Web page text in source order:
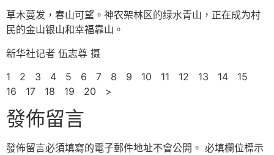
草木蔓发，春山可望。神农架林区的绿水青山，正在成为村
民的金山银山和幸福靠山。
新华社记者 伍志尊 摄
1 2 3 4 5 6 7 8 9 10 11 12 13 14 15
16 17 18 19 20 >
發佈留言
發佈留言必須填寫的電子郵件地址不會公開。 必填欄位標示